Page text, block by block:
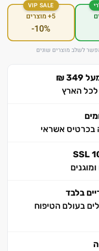
VIP SALE
5+ מוצרים
-10%
לשלב מוצרים שונים
₪
בכרטיס אשראי
בלבד
בעולם הטיפוח